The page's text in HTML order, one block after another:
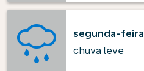
segunda-feira
chuva leve